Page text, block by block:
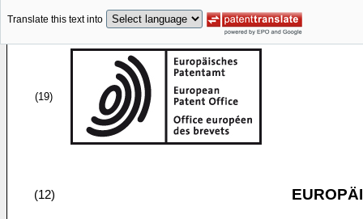
Translate this text into
(19)
(12)